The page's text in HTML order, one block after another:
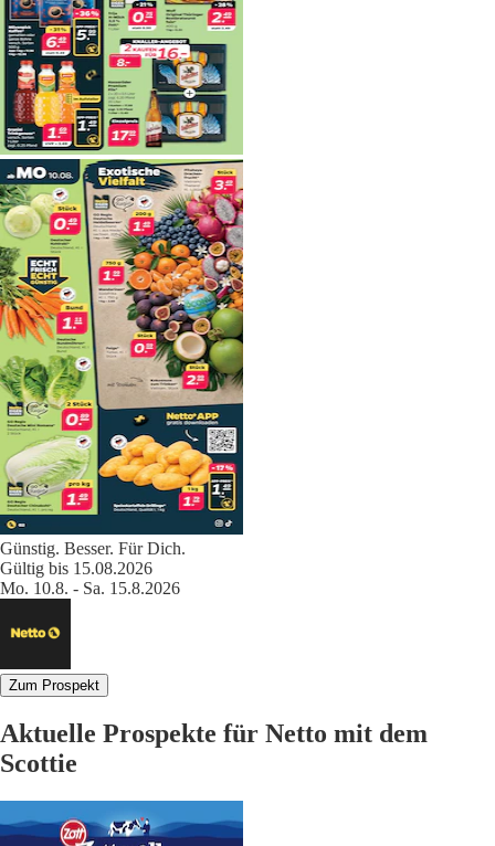
Günstig. Besser. Für Dich.
Gültig bis 15.08.2026
Mo. 10.8. - Sa. 15.8.2026
Zum Prospekt
Aktuelle Prospekte für Netto mit dem
Scottie